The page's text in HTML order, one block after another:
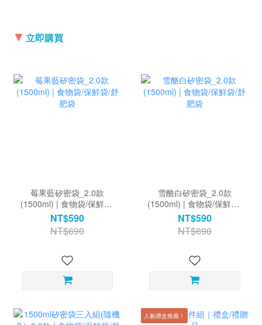
▼ 立即購買
莓果藍矽密袋_2.0款
(1500ml) | 食物袋/保鮮袋/
舒肥袋
NT$590
NT$690
雪酪白矽密袋_2.0款
(1500ml) | 食物袋/保鮮袋/
舒肥袋
NT$590
NT$690
人氣禮盒推薦！